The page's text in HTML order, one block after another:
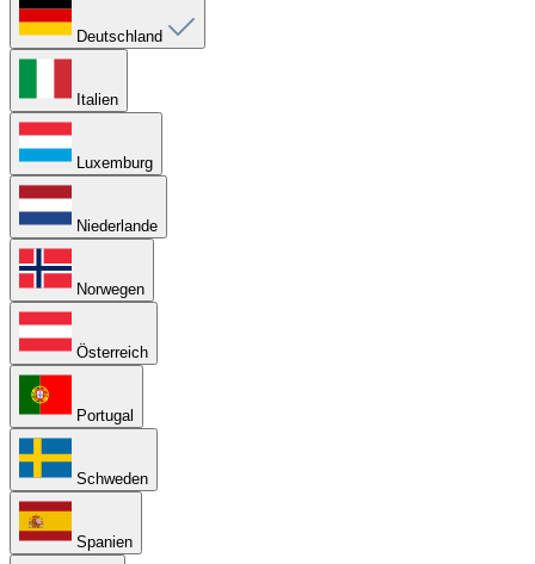
Deutschland
Italien
Luxemburg
Niederlande
Norwegen
Österreich
Portugal
Schweden
Spanien